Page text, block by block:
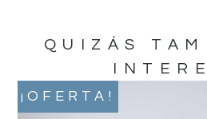
QUIZÁS
¡OFERTA!